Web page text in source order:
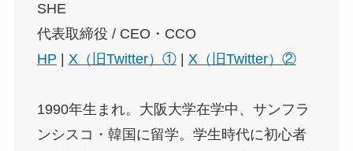
SHE
代表取締役 / CEO・CCO
HP
X（旧Twitter）①| X（旧Twitter）②
1990年生まれ。大阪大学在学中、サンフラ
ンシスコ・韓国に留学。学生時代に初心者